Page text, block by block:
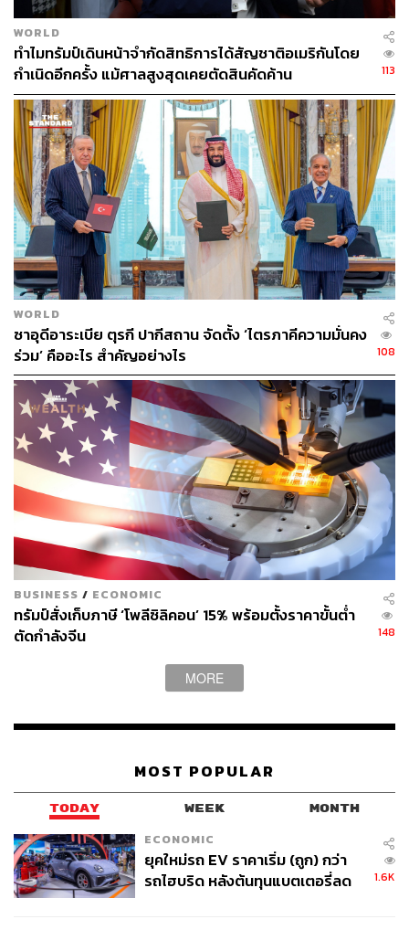
160
ABOUT THE AUTHOR
วิโรจน์ เลิศจิตต์ธรรม
Senior Content Creator กองข่าวต่างประเทศ
THE STANDARD
WORLD
ทำไมทรัมป์เดินหน้าจำกัดสิทธิการได้สัญชาติอเมริกันโดย
กำเนิดอีกครั้ง แม้ศาลสูงสุดเคยตัดสินคัดค้าน
113
WORLD
ซาอุดีอาระเบีย ตุรกี ปากีสถาน จัดตั้ง ‘ไตรภาคีความมั่นคง
ร่วม’ คืออะไร สำคัญอย่างไร
108
BUSINESS / ECONOMIC
ทรัมป์สั่งเก็บภาษี ‘โพลีซิลิคอน’ 15% พร้อมตั้งราคาขั้นต่ำ
ตัดกำลังจีน
148
MORE
MOST POPULAR
TODAY WEEK MONTH
ECONOMIC
ยุคใหม่รถ EV ราคาเริ่ม (ถูก) กว่า
รถไฮบริด หลังต้นทุนแบตเตอรี่ลด
1.6K